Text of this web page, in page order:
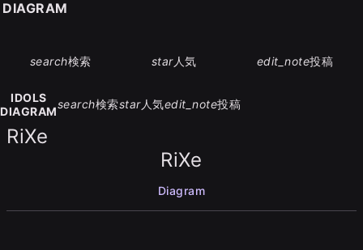
search検索 star人気 edit_note投稿
IDOLS
DIAGRAM
search検索star人気edit_note投稿
RiXe
RiXe
Diagram